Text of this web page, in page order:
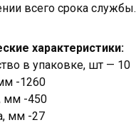
всего срока службы.
характеристики:
в упаковке, шт — 10
-1260
мм -450
мм -27